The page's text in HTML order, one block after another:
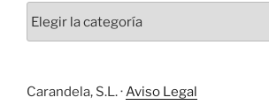
Carandela, S.L. ·Aviso Legal